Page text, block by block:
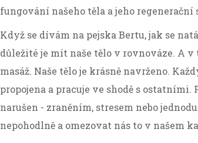
fungování našeho těla a jeho regenerační
Když se dívám na pejska Bertu, jak se
důležité je mít naše tělo v rovnováze. A
masáž. Naše tělo je krásně navrženo.
propojena a pracuje ve shodě s
narušen - zraněním, stresem nebo
nepohodlně a omezovat nás to v našem